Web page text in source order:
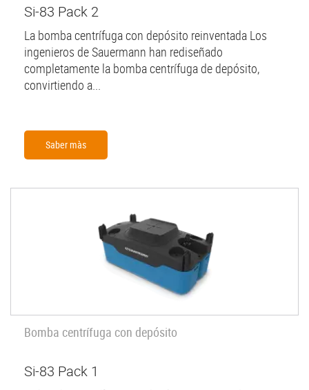
Si-83 Pack 2
La bomba centrífuga con depósito reinventada Los
ingenieros de Sauermann han rediseñado
completamente la bomba centrífuga de depósito,
convirtiendo a...
Saber màs
Bomba centrífuga con depósito
Si-83 Pack 1